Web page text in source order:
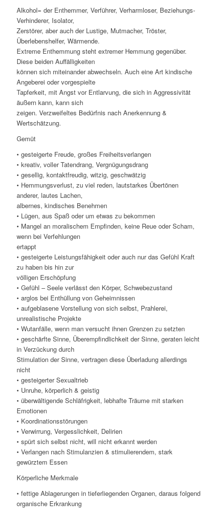
Alkohol= der Enthemmer, Verführer, Verharmloser, Beziehungs-
Verhinderer, Isolator,
Zerstörer, aber auch der Lustige, Mutmacher, Tröster,
Überlebenshelfer, Wärmende.
Extreme Enthemmung steht extremer Hemmung gegenüber.
Diese beiden Auffälligkeiten
können sich miteinander abwechseln. Auch eine Art kindische
Angeberei oder vorgespielte
Tapferkeit, mit Angst vor Entlarvung, die sich in Aggressivität
äußern kann, kann sich
zeigen. Verzweifeltes Bedürfnis nach Anerkennung &
Wertschätzung.
Gemüt
• gesteigerte Freude, großes Freiheitsverlangen
• kreativ, voller Tatendrang, Vergnügungsdrang
• gesellig, kontaktfreudig, witzig, geschwätzig
• Hemmungsverlust, zu viel reden, lautstarkes Übertönen
anderer, lautes Lachen,
albernes, kindisches Benehmen
• Lügen, aus Spaß oder um etwas zu bekommen
• Mangel an moralischem Empfinden, keine Reue oder Scham,
wenn bei Verfehlungen
ertappt
• gesteigerte Leistungsfähigkeit oder auch nur das Gefühl Kraft
zu haben bis hin zur
völligen Erschöpfung
• Gefühl – Seele verlässt den Körper, Schwebezustand
• arglos bei Enthüllung von Geheimnissen
• aufgeblasene Vorstellung von sich selbst, Prahlerei,
unrealistische Projekte
• Wutanfälle, wenn man versucht ihnen Grenzen zu setzten
• geschärfte Sinne, Überempfindlichkeit der Sinne, geraten leicht
in Verzückung durch
Stimulation der Sinne, vertragen diese Überladung allerdings
nicht
• gesteigerter Sexualtrieb
• Unruhe, körperlich & geistig
• überwältigende Schläfrigkeit, lebhafte Träume mit starken
Emotionen
• Koordinationsstörungen
• Verwirrung, Vergesslichkeit, Delirien
• spürt sich selbst nicht, will nicht erkannt werden
• Verlangen nach Stimulanzien & stimulierendem, stark
gewürztem Essen
Körperliche Merkmale
• fettige Ablagerungen in tieferliegenden Organen, daraus folgend
organische Erkrankung